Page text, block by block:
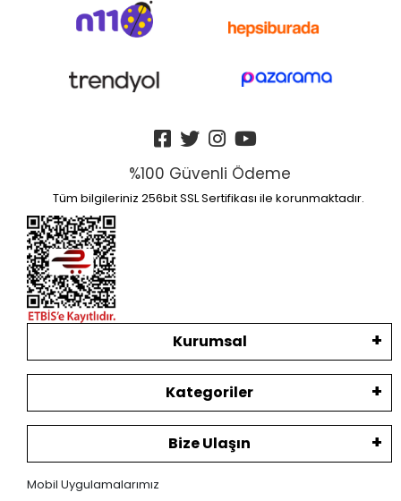
%100 Güvenli Ödeme
Tüm bilgileriniz 256bit SSL Sertifikası ile korunmaktadır.
Kurumsal
Kategoriler
Bize Ulaşın
Mobil Uygulamalarımız